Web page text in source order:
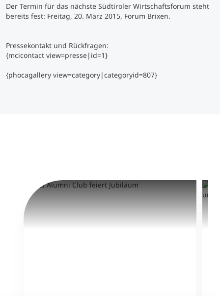
Der Termin für das nächste Südtiroler Wirtschaftsforum steht
bereits fest: Freitag, 20. März 2015, Forum Brixen.
Pressekontakt und Rückfragen:
{mcicontact view=presse|id=1}
{phocagallery view=category|categoryid=807}